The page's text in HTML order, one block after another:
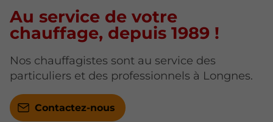
Au service de votre
chauffage, depuis 1989 !
Nos chauffagistes sont au service des
particuliers et des professionnels à Longnes.
Contactez-nous